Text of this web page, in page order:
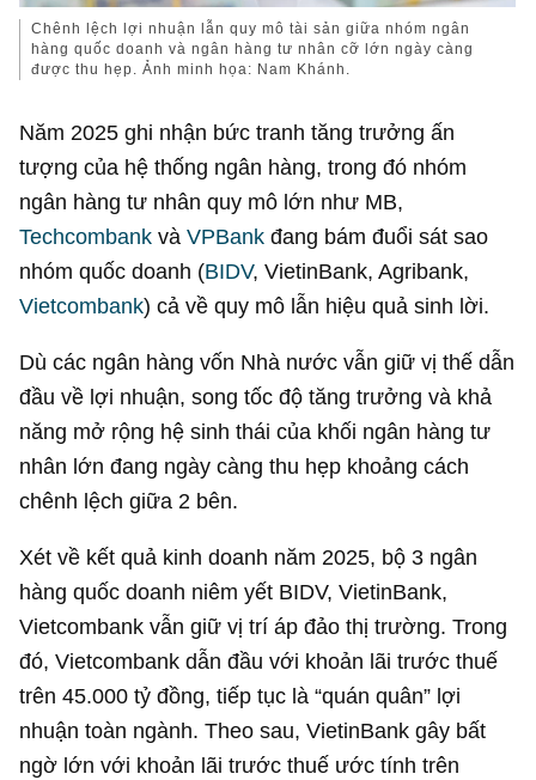
Chênh lệch lợi nhuận lẫn quy mô tài sản giữa nhóm ngân
hàng quốc doanh và ngân hàng tư nhân cỡ lớn ngày càng
được thu hẹp. Ảnh minh họa: Nam Khánh.
Năm 2025 ghi nhận bức tranh tăng trưởng ấn
tượng của hệ thống ngân hàng, trong đó nhóm
ngân hàng tư nhân quy mô lớn như MB,
Techcombank vàVPBank đang bám đuổi sát sao
nhóm quốc doanh (BIDV, VietinBank, Agribank,
Vietcombank) cả về quy mô lẫn hiệu quả sinh lời.
Dù các ngân hàng vốn Nhà nước vẫn giữ vị thế dẫn
đầu về lợi nhuận, song tốc độ tăng trưởng và khả
năng mở rộng hệ sinh thái của khối ngân hàng tư
nhân lớn đang ngày càng thu hẹp khoảng cách
chênh lệch giữa 2 bên.
Xét về kết quả kinh doanh năm 2025, bộ 3 ngân
hàng quốc doanh niêm yết BIDV, VietinBank,
Vietcombank vẫn giữ vị trí áp đảo thị trường. Trong
đó, Vietcombank dẫn đầu với khoản lãi trước thuế
trên45.000 tỷ đồng, tiếp tục là “quán quân” lợi
nhuận toàn ngành. Theo sau, VietinBank gây bất
ngờ lớn với khoản lãi trước thuế ước tính trên